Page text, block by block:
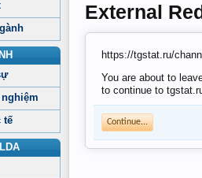
tế
External
https://tgstat.ru/
You are about to
to continue to
Continue...